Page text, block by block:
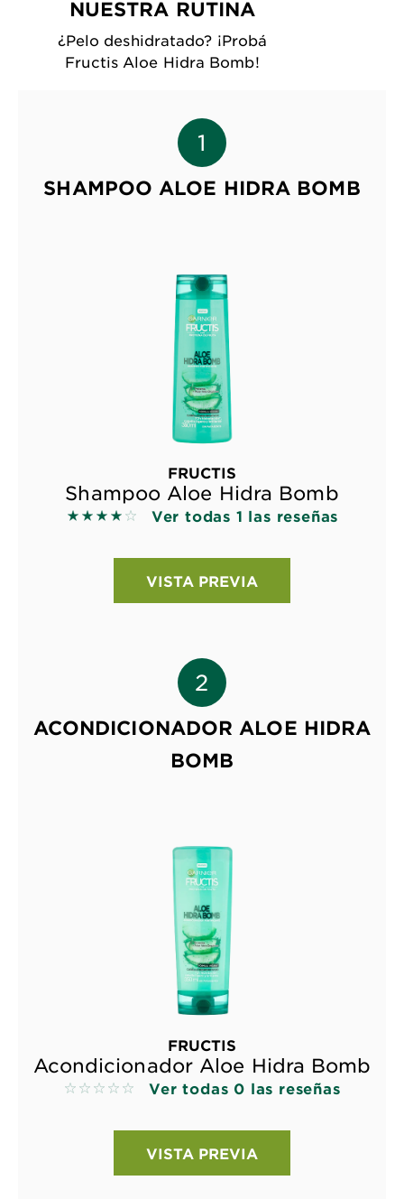
NUESTRA RUTINA
¿Pelo deshidratado? ¡Probá
Fructis Aloe Hidra Bomb!
SHAMPOO ALOE HIDRA BOMB
FRUCTIS
Shampoo Aloe Hidra Bomb
4 out of 5 stars based on reviews
Ver todas 1 las reseñas
VISTA PREVIA
ACONDICIONADOR ALOE HIDRA
BOMB
FRUCTIS
Acondicionador Aloe Hidra Bomb
No reviews Ver todas 0 las reseñas
VISTA PREVIA